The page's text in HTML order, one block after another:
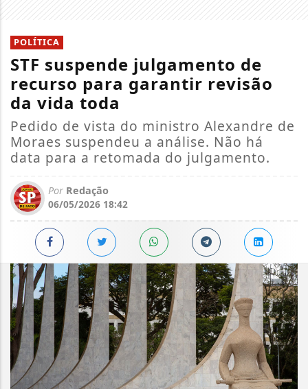
POLÍTICA
STF suspende julgamento de
recurso para garantir revisão
da vida toda
Pedido de vista do ministro Alexandre de
Moraes suspendeu a análise. Não há
data para a retomada do julgamento.
Por Redação
06/05/2026 18:42